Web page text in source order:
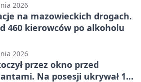
2026
na mazowieckich drogach.
460 kierowców po alkoholu
2026
przez okno przed
Na posesji ukrywał 12